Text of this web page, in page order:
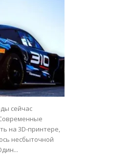
сейчас
на 3D-принтере,
несбыточной